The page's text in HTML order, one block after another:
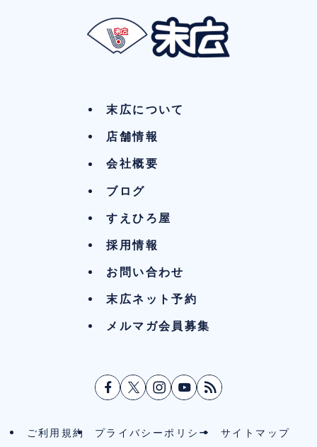
末広について
店舗情報
会社概要
ブログ
すえひろ屋
採用情報
お問い合わせ
末広ネット予約
メルマガ会員募集
ご利用規約 プライバシーポリシー サイトマップ